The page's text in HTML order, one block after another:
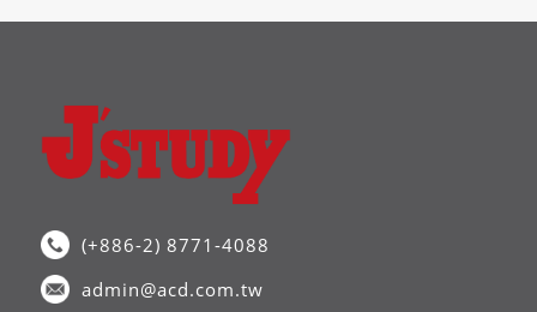
(+886-2) 8771-4088
admin@acd.com.tw